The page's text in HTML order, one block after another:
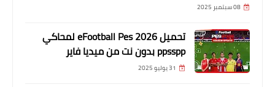
08 سبتمبر 2025
تحميل eFootball Pes 2026 لمحاكي
ppsspp بدون نت من ميديا فاير
31 يوليو 2025